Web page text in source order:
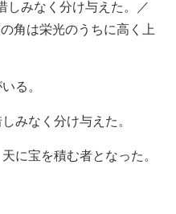
しみなく分け与えた。／
角は栄光のうちに高く上
る。
なく分け与えた。
宝を積む者となった。